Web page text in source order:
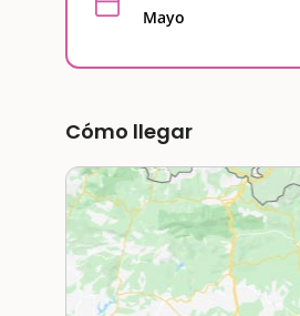
Mayo
Cómo llegar